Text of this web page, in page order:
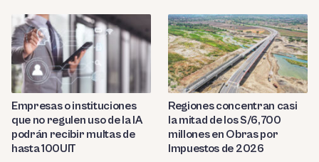
Empresas o instituciones
que no regulen uso de la IA
podrán recibir multas de
hasta 100UIT
Regiones concentran casi
la mitad de los S/6,700
millones en Obras por
Impuestos de 2026